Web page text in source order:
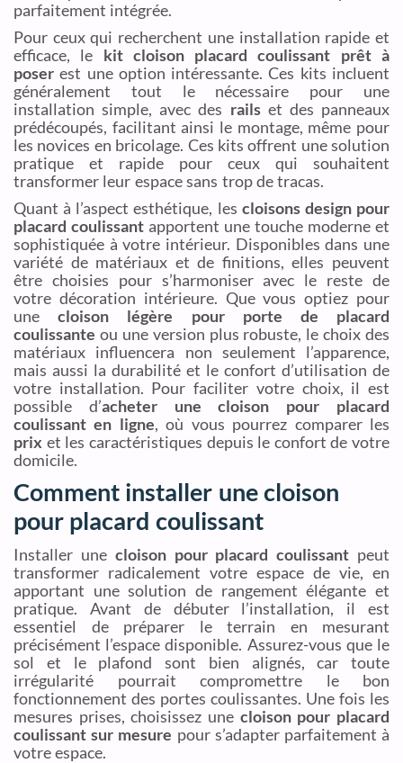
parfaitement intégrée.
Pour ceux qui recherchent une installation rapide et
efficace, le kit cloison placard coulissant prêt à
poser est une option intéressante. Ces kits incluent
généralement tout le nécessaire pour une
installation simple, avec des railset des panneaux
prédécoupés, facilitant ainsi le montage, même pour
les novices en bricolage. Ces kits offrent une solution
pratique et rapide pour ceux qui souhaitent
transformer leur espace sans trop de tracas.
Quant à l’aspect esthétique, les cloisons design pour
placard coulissant apportent une touche moderne et
sophistiquée à votre intérieur. Disponibles dans une
variété de matériaux et de finitions, elles peuvent
être choisies pour s’harmoniser avec le reste de
votre décoration intérieure. Que vous optiez pour
unecloison légère pour porte de placard
coulissante ou une version plus robuste, le choix des
matériaux influencera non seulement l’apparence,
mais aussi la durabilité et le confort d’utilisation de
votre installation. Pour faciliter votre choix, il est
possible d’acheter une cloison pour placard
coulissant en ligne, où vous pourrez comparer les
prix et les caractéristiques depuis le confort de votre
domicile.
Comment installer une cloison
pour placard coulissant
Installer une cloison pour placard coulissant peut
transformer radicalement votre espace de vie, en
apportant une solution de rangement élégante et
pratique. Avant de débuter l’installation, il est
essentiel de préparer le terrain en mesurant
précisément l’espace disponible. Assurez-vous que le
sol et le plafond sont bien alignés, car toute
irrégularité pourrait compromettre le bon
fonctionnement des portes coulissantes. Une fois les
mesures prises, choisissez une cloison pour placard
coulissant sur mesure pour s’adapter parfaitement à
votre espace.